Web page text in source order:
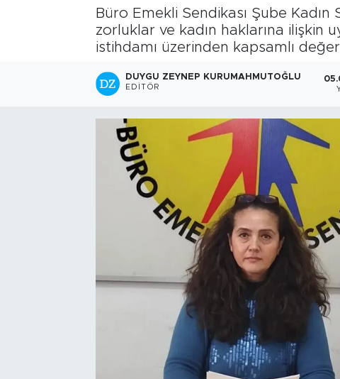
Büro Emekli Sendikası Şube
zorluklar ve kadın haklarına ilişkin
istihdamı üzerinden kapsamlı
DUYGU ZEYNEP KURUMAHMUTOĞLU
EDITÖR
Süper Lig Puan Durumu ve Fikstür
Son Dakika Haberleri